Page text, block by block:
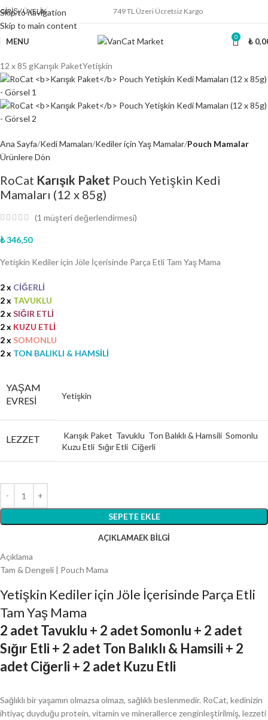
Skip to navigation
Skip to main content
GIRIŞ / ÜYELIK 749 TL Üzeri Ücretsiz Kargo
MENU 0 ₺
12 x 85 gKarışık PaketYetişkin
Ana Sayfa Kedi Mamaları Kediler için Yaş Mamalar Pouch Mamalar
Ürünlere Dön
RoCat Karışık Paket Pouch Yetişkin Kedi
Mamaları (12 x 85g)
(1 müşteri değerlendirmesi)
₺346,50
Yetişkin Kediler için Jöle İçerisinde Parça Etli Tam Yaş Mama
2 x CİĞERLİ
2 x TAVUKLU
2 xSIĞIR ETLİ
2 x KUZU ETLİ
2 x SOMONLU
2 x TON BALIKLI & HAMSİLİ
YAŞAM
EVRESI
Yetişkin
LEZZET Karışık Paket Tavuklu Ton Balıklı & Hamsili Somonlu
Kuzu Etli Sığır Etli Ciğerli
SEPETE EKLE
AÇIKLAMAEK BILGI
Açıklama
Tam & Dengeli | Pouch Mama
Yetişkin Kediler için Jöle İçerisinde Parça Etli
Tam Yaş Mama
2 adet Tavuklu + 2 adet Somonlu + 2 adet
Sığır Etli + 2 adet Ton Balıklı & Hamsili + 2
adet Ciğerli + 2 adet Kuzu Etli
Sağlıklı bir yaşamın olmazsa olmazı, sağlıklı beslenmedir. RoCat, kedinizin
ihtiyaç duyduğu protein, vitamin ve minerallerce zenginleştirilmiş, lezzeti